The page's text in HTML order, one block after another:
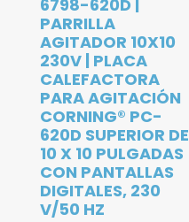
6798-620D |
PARRILLA
AGITADOR 10X10
230V | PLACA
CALEFACTORA
PARA AGITACIÓN
CORNING® PC-
620D SUPERIOR DE
10 X 10 PULGADAS
CON PANTALLAS
DIGITALES, 230
V/50 HZ